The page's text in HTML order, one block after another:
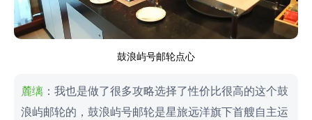
鼓浪屿号邮轮点心
麓缡 ：我也是做了很多攻略选择了性价比很高的这个鼓
浪屿邮轮的，鼓浪屿号邮轮是星旅远洋旗下首艘自主运